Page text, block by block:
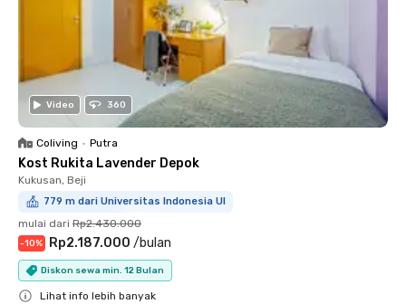
Video 360
Coliving • Putra
Kost Rukita Lavender Depok
Kukusan, Beji
779 m dari Universitas Indonesia UI
mulai dari Rp2.430.000
-10% Rp2.187.000 /bulan
Diskon sewa min. 12 Bulan
Lihat info lebih banyak